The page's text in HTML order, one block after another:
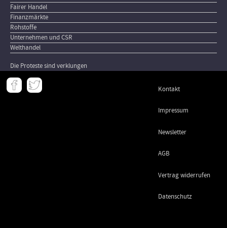
Fairer Handel
Finanzmärkte
Rohstoffe
Unternehmen und CSR
Welthandel
Die Proteste sind verklungen
Meta
- Kontakt
Impressum
Newsletter
AGB
Vertrag widerrufen
Datenschutz